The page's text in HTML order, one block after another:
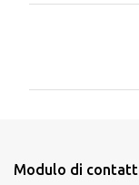
Modulo di